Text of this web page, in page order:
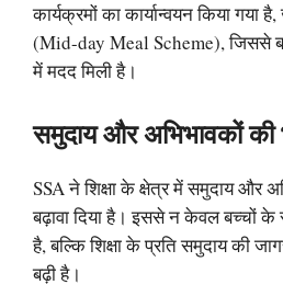
कार्यक्रमों का कार्यान्वयन किया गया
(Mid-day Meal Scheme), जिससे
में मदद मिली है।
समुदाय और अभिभावकों की
SSA ने शिक्षा के क्षेत्र में समुदाय और
बढ़ावा दिया है। इससे न केवल बच्चों के
है, बल्कि शिक्षा के प्रति समुदाय की
बढ़ी है।